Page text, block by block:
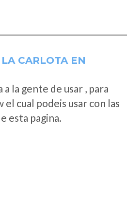
CARLOTA EN
la gente de usar , para
cual podeis usar con las
esta pagina.